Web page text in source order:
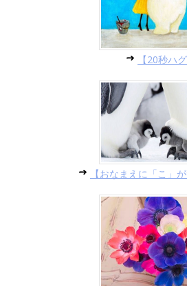
【20秒ハグ
【おなまえに「こ」